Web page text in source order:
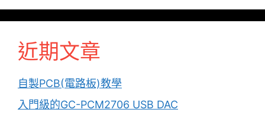
近期文章
自製PCB(電路板)教學
入門級的GC-PCM2706 USB DAC